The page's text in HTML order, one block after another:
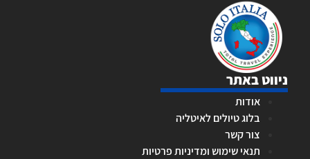
ניווט באתר
אודות
בלוג טיולים לאיטליה
צור קשר
תנאי שימוש ומדיניות פרטיות